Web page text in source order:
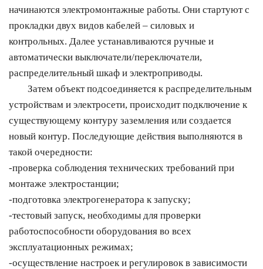
начинаются электромонтажные работы. Они стартуют с
прокладки двух видов кабелей – силовых и
контрольных. Далее устанавливаются ручные и
автоматически выключатели/переключатели,
распределительный шкаф и электроприводы.
Затем объект подсоединяется к распределительным
устройствам и электросети, происходит подключение к
существующему контуру заземления или создается
новый контур. Последующие действия выполняются в
такой очередности:
-проверка соблюдения технических требований при
монтаже электростанции;
-подготовка электрогенератора к запуску;
-тестовый запуск, необходимы для проверки
работоспособности оборудования во всех
эксплуатационных режимах;
-осуществление настроек и регулировок в зависимости